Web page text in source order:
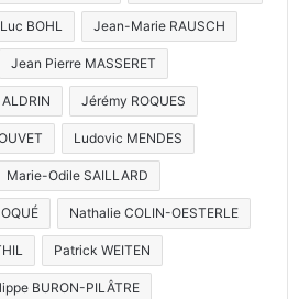
BOHL Jean-Marie RAUSCH
Jean Pierre MASSERET
Jérémy ROQUES
Ludovic MENDES
Marie-Odile SAILLARD
Nathalie COLIN-OESTERLE
Patrick WEITEN
BURON-PILÂTRE